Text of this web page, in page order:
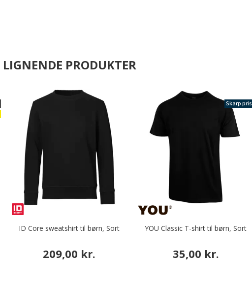
LIGNENDE PRODUKTER
ID Core sweatshirt til børn, Sort
209,00 kr.
Skarp pris
YOU Classic T-shirt til børn, Sort
35,00 kr.